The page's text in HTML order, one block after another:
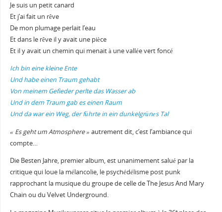
Je suis un petit canard
Et j’ai fait un rêve
De mon plumage perlait l’eau
Et dans le rêve il y avait une pièce
Et il y avait un chemin qui menait à une vallée vert foncé
Ich bin eine kleine Ente
Und habe einen Traum gehabt
Von meinem Gefieder perlte das Wasser ab
Und in dem Traum gab es einen Raum
Und da war ein Weg, der führte in ein dunkelgrünеs Tal
« Es geht um Atmosphere » autrement dit, c’est l’ambiance qui
compte…
Die Besten Jahre, premier album, est unanimement salué par la
critique qui loue la mélancolie, le psychédélisme post punk
rapprochant la musique du groupe de celle de The Jesus And Mary
Chain ou du Velvet Underground.